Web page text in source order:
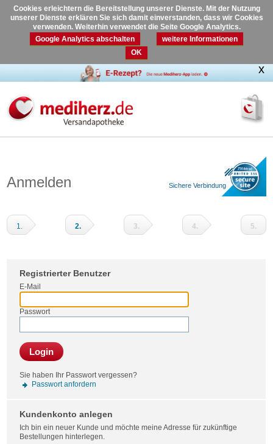
Cookies erleichtern die Bereitstellung unserer Dienste. Mit der Nutzung
unserer Dienste erklären Sie sich damit einverstanden, dass wir Cookies
verwenden. Weiterhin verwendet die Seite Google Analytics.
Google Analytics abschalten
weitere Informationen
OK
Anmelden Sichere Verbindung
1. 2. 3. 4. 5.
Registrierter Benutzer
E-Mail
Passwort
Login
Sie haben Ihr Passwort vergessen?
Passwort anfordern
Kundenkonto anlegen
Ich bin ein neuer Kunde und möchte meine Adresse für zukünftige
Bestellungen hinterlegen.